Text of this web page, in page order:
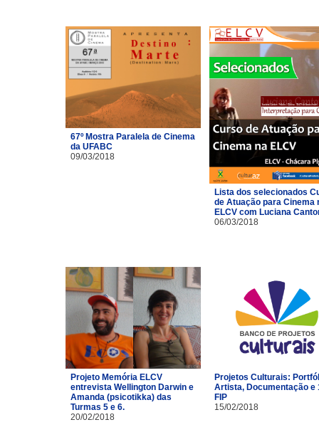
67º Mostra Paralela de Cinema
da UFABC
09/03/2018
Lista dos selecionados
de Atuação para Cinema
ELCV com Luciana
06/03/2018
Projeto Memória ELCV
entrevista Wellington Darwin e
Amanda (psicotikka) das
Turmas 5 e 6.
20/02/2018
Projetos Culturais:
Artista, Documentação e
FIP
15/02/2018